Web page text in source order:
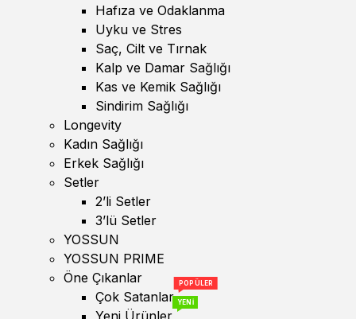
Hafıza ve Odaklanma
Uyku ve Stres
Saç, Cilt ve Tırnak
Kalp ve Damar Sağlığı
Kas ve Kemik Sağlığı
Sindirim Sağlığı
Longevity
Kadın Sağlığı
Erkek Sağlığı
Setler
2’li Setler
3’lü Setler
YOSSUN
YOSSUN PRIME
Öne Çıkanlar
Çok Satanlar
POPÜLER
Yeni Ürünler
YENİ